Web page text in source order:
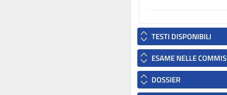
TESTI DISPONIBILI
ESAME NELLE
DOSSIER